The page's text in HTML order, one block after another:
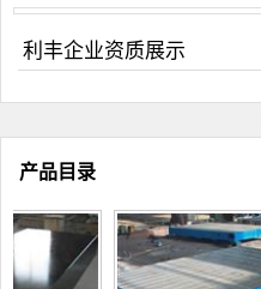
利丰企业资质展示
产品目录